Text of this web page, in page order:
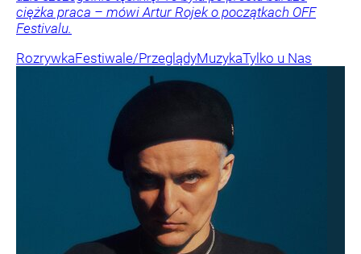
ciężka praca – mówi Artur Rojek o początkach OFF
Festivalu.
RozrywkaFestiwale/PrzeglądyMuzykaTylko u Nas